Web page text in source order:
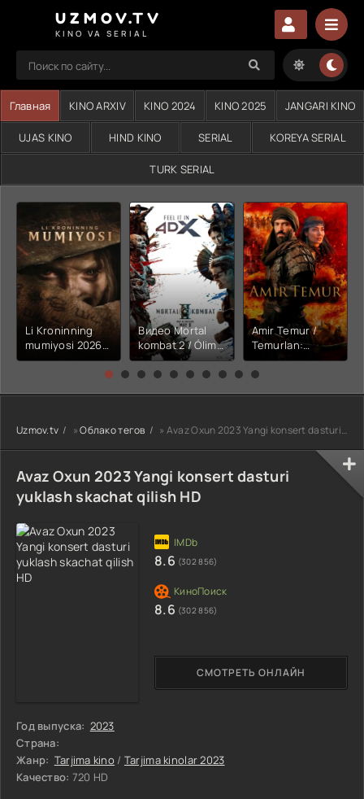
UZMOV.TV
KINO VA SERIAL
Главная KINO ARXIV KINO 2024 KINO 2025 JANGARI KINO
UJAS KINO HIND KINO SERIAL KOREYA SERIAL
TURK SERIAL
Li Kroninning
mumiyosi 2026
(uzbek tilida
kino) tarjima HD
Видео Mortal
kombat 2 / Ólim
jangi 2 (2026)
Uzbek tilida
Amir Temur /
Temurlan:
Fathchining
yuksalishi
tarjima kino Full
HD tas-ix
Uzmov.tv »Облако тегов » Avaz Oxun 2023 Yangi konsert dasturi yuklash skachat qilish HD
Avaz Oxun 2023 Yangi konsert dasturi
yuklash skachat qilish HD
Год выпуска: 2023
Страна:
Жанр: Tarjima kino / Tarjima kinolar 2023
Качество: 720 HD
СМОТРЕТЬ ОНЛАЙН
8.6 (302 856)
8.6 (302 856)